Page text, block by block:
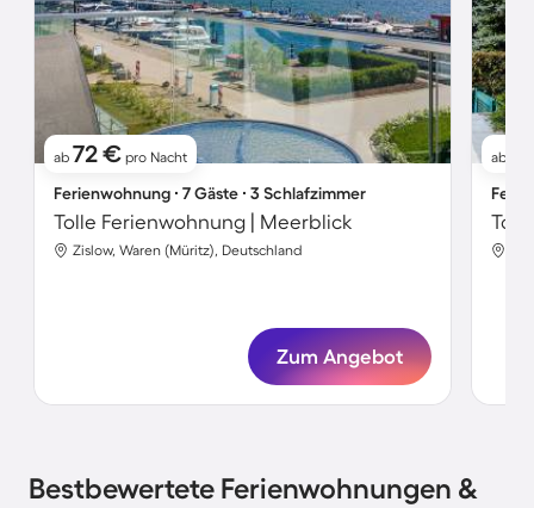
ab 72 € pro Nacht
Ferienwohnung ∙ 7 Gäste ∙ 3 Schlafzimmer
Tolle Ferienwohnung | Meerblick
Zislow, Waren (Müritz), Deutschland
Zum Angebot
ab
Bestbewertete Ferienwohnungen &